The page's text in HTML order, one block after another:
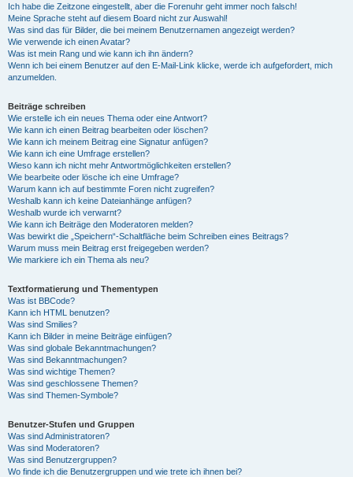
Ich habe die Zeitzone eingestellt, aber die Forenuhr geht immer noch falsch!
Meine Sprache steht auf diesem Board nicht zur Auswahl!
Was sind das für Bilder, die bei meinem Benutzernamen angezeigt werden?
Wie verwende ich einen Avatar?
Was ist mein Rang und wie kann ich ihn ändern?
Wenn ich bei einem Benutzer auf den E-Mail-Link klicke, werde ich aufgefordert, mich
anzumelden.
Beiträge schreiben
Wie erstelle ich ein neues Thema oder eine Antwort?
Wie kann ich einen Beitrag bearbeiten oder löschen?
Wie kann ich meinem Beitrag eine Signatur anfügen?
Wie kann ich eine Umfrage erstellen?
Wieso kann ich nicht mehr Antwortmöglichkeiten erstellen?
Wie bearbeite oder lösche ich eine Umfrage?
Warum kann ich auf bestimmte Foren nicht zugreifen?
Weshalb kann ich keine Dateianhänge anfügen?
Weshalb wurde ich verwarnt?
Wie kann ich Beiträge den Moderatoren melden?
Was bewirkt die „Speichern“-Schaltfläche beim Schreiben eines Beitrags?
Warum muss mein Beitrag erst freigegeben werden?
Wie markiere ich ein Thema als neu?
Textformatierung und Thementypen
Was ist BBCode?
Kann ich HTML benutzen?
Was sind Smilies?
Kann ich Bilder in meine Beiträge einfügen?
Was sind globale Bekanntmachungen?
Was sind Bekanntmachungen?
Was sind wichtige Themen?
Was sind geschlossene Themen?
Was sind Themen-Symbole?
Benutzer-Stufen und Gruppen
Was sind Administratoren?
Was sind Moderatoren?
Was sind Benutzergruppen?
Wo finde ich die Benutzergruppen und wie trete ich ihnen bei?